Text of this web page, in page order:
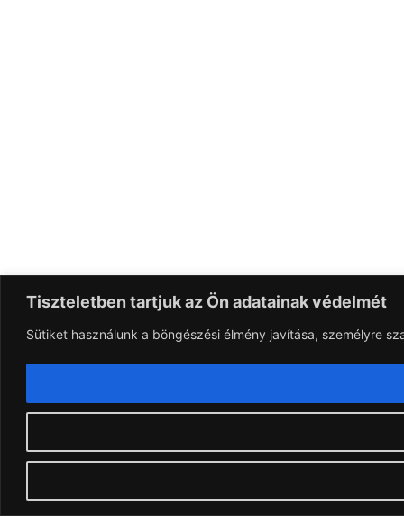
Tiszteletben tartjuk az Ön adatainak védelmét
Sütiket használunk a böngészési élmény javítása, személyre